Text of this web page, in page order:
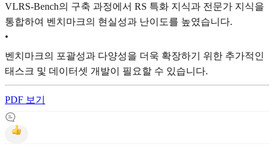
VLRS-Bench의 구축 과정에서 RS 특화 지식과 전문가 지식을
통합하여 벤치마크의 현실성과 난이도를 높였습니다.
•
벤치마크의 포괄성과 다양성을 더욱 확장하기 위한 추가적인
태스크 및 데이터셋 개발이 필요할 수 있습니다.
PDF 보기